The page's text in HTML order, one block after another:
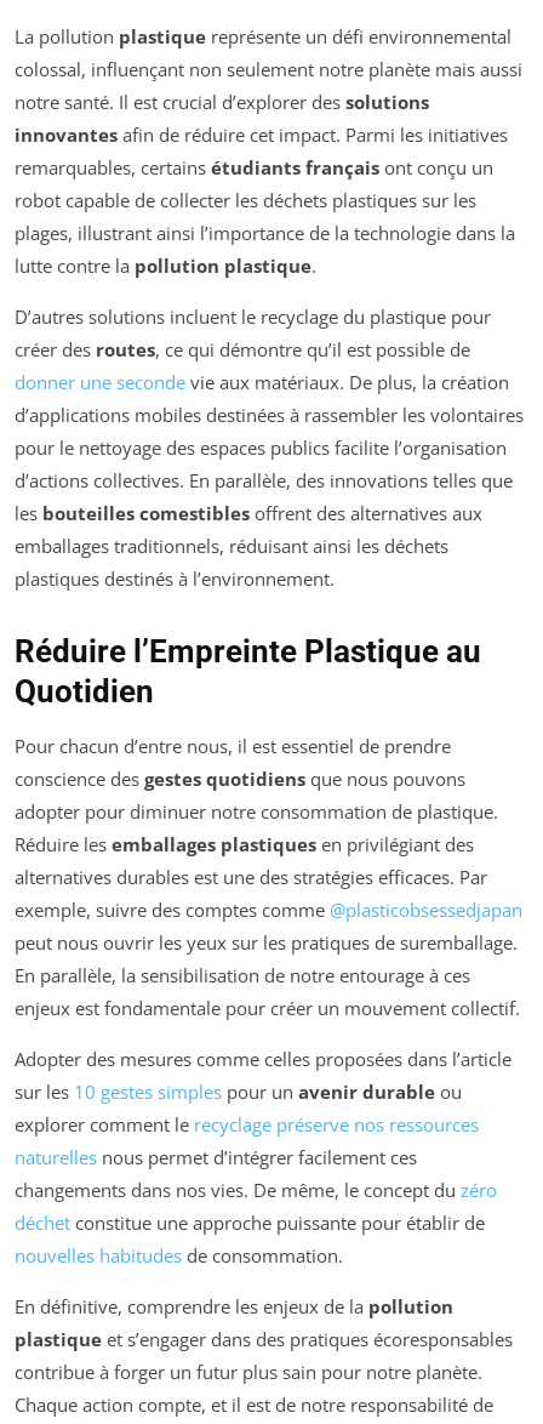
La pollution plastique représente un défi environnemental
colossal, influençant non seulement notre planète mais aussi
notre santé. Il est crucial d’explorer des solutions
innovantes afin de réduire cet impact. Parmi les initiatives
remarquables, certains étudiants français ont conçu un
robot capable de collecter les déchets plastiques sur les
plages, illustrant ainsi l’importance de la technologie dans la
lutte contre la pollution plastique.
D’autres solutions incluent le recyclage du plastique pour
créer des routes, ce qui démontre qu’il est possible de
donner une seconde vie aux matériaux. De plus, la création
d’applications mobiles destinées à rassembler les volontaires
pour le nettoyage des espaces publics facilite l’organisation
d’actions collectives. En parallèle, des innovations telles que
les bouteilles comestibles offrent des alternatives aux
emballages traditionnels, réduisant ainsi les déchets
plastiques destinés à l’environnement.
Réduire l’Empreinte Plastique au
Quotidien
Pour chacun d’entre nous, il est essentiel de prendre
conscience des gestes quotidiens que nous pouvons
adopter pour diminuer notre consommation de plastique.
Réduire les emballages plastiques en privilégiant des
alternatives durables est une des stratégies efficaces. Par
exemple, suivre des comptes comme @plasticobsessedjapan
peut nous ouvrir les yeux sur les pratiques de suremballage.
En parallèle, la sensibilisation de notre entourage à ces
enjeux est fondamentale pour créer un mouvement collectif.
Adopter des mesures comme celles proposées dans l’article
sur les 10 gestes simples pour un avenir durable ou
explorer comment le recyclage préserve nos ressources
naturelles nous permet d’intégrer facilement ces
changements dans nos vies. De même, le concept du zéro
déchet constitue une approche puissante pour établir de
nouvelles habitudes de consommation.
En définitive, comprendre les enjeux de la pollution
plastique et s’engager dans des pratiques écoresponsables
contribue à forger un futur plus sain pour notre planète.
Chaque action compte, et il est de notre responsabilité de